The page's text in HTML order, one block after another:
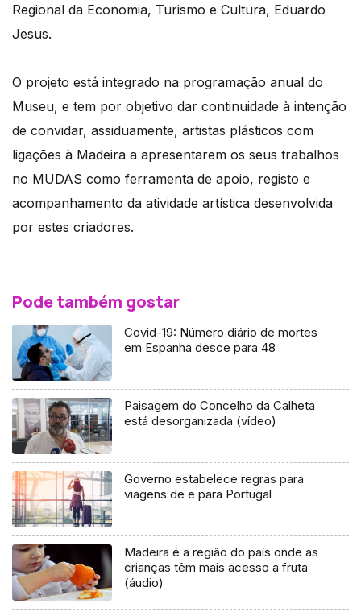
Regional da Economia, Turismo e Cultura, Eduardo
Jesus.
O projeto está integrado na programação anual do
Museu, e tem por objetivo dar continuidade à intenção
de convidar, assiduamente, artistas plásticos com
ligações à Madeira a apresentarem os seus trabalhos
no MUDAS como ferramenta de apoio, registo e
acompanhamento da atividade artística desenvolvida
por estes criadores.
Pode também gostar
Covid-19: Número diário de mortes
em Espanha desce para 48
Paisagem do Concelho da Calheta
está desorganizada (vídeo)
Governo estabelece regras para
viagens de e para Portugal
Madeira é a região do país onde as
crianças têm mais acesso a fruta
(áudio)